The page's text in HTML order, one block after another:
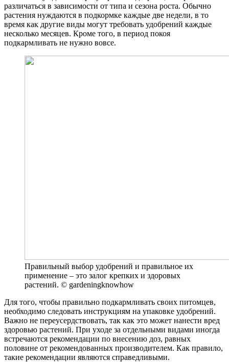
различаться в зависимости от типа и сезона роста. Обычно
растения нуждаются в подкормке каждые две недели, в то
время как другие виды могут требовать удобрений каждые
несколько месяцев. Кроме того, в период покоя
подкармливать не нужно вовсе.
Правильный выбор удобрений и правильное их
применение – это залог крепких и здоровых
растений. © gardeningknowhow
Для того, чтобы правильно подкармливать своих питомцев,
необходимо следовать инструкциям на упаковке удобрений.
Важно не переусердствовать, так как это может нанести вред
здоровью растений. При уходе за отдельными видами иногда
встречаются рекомендации по внесению доз, равных
половине от рекомендованных производителем. Как правило,
такие рекомендации являются справедливыми.